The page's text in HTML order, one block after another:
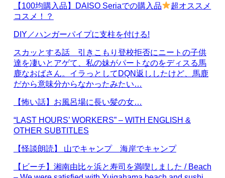
【100均購入品】DAISO Seriaでの購入品
超オススメ
コスメ！？
DIY／ハンガーパイプに支柱を付ける!
スカッとする話 引きこもり登校拒否にニートの子供
達を凄いとアゲて、私の妹がパートなのをディスる馬
鹿なおばさん。イラっとしてDQN返ししたけど、馬鹿
だから意味分からなかったみたい…
【怖い話】お風呂場に長い髪の女…
“LAST HOURS’ WORKERS” – WITH ENGLISH &
OTHER SUBTITLES
【怪談朗読】 山でキャンプ 海岸でキャンプ
【ビーチ】湘南由比ヶ浜と寿司を満喫しました / Beach